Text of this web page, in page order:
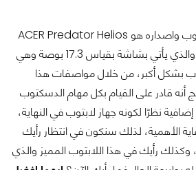
هذه هي مواصفات اللابتوب واصداره هو ACER Predator Helios
300 PH317-52-7449 والذي يأتي بشاشة بقياس 17.3 بوصة وهي
بشكل أكبر، من خلال مواصفات هذا
أنه قادر على القيام بكل مهام الدسكتوب
نظرًا لكونه جهاز لابتوب في النهاية،
الأهمية، لذلك سنكون في انتظار رأيك
وكذلك رأيك في هذا اللابتوب المميز والذي